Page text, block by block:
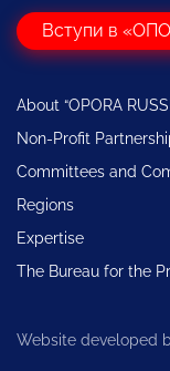
Вступи в
About “OPORA
Non-Profit
Committees and
Regions
Expertise
The Bureau for the
Website developed